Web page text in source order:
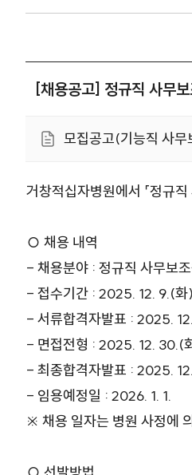
[채용공고] 정규직 사무
모집공고(기능직 사
거창적십자병원에서 「정규
○ 채용 내역
- 채용분야 : 정규직 사무보조
- 접수기간 : 2025. 12. 9.(
- 서류합격자발표 : 2025.
- 면접전형 : 2025. 12. 30.(
- 최종합격자발표 : 2025.
- 임용예정일 : 2026. 1. 1.
※ 채용 일자는 병원 사정에